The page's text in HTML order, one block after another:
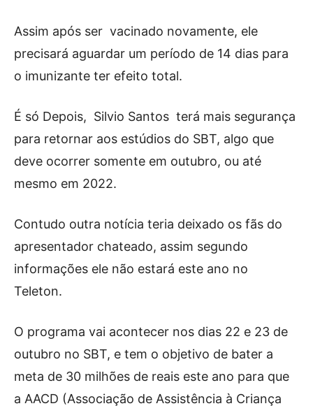
Assim após ser vacinado novamente, ele
precisará aguardar um período de 14 dias para
o imunizante ter efeito total.
É só Depois, Silvio Santos terá mais segurança
para retornar aos estúdios do SBT, algo que
deve ocorrer somente em outubro, ou até
mesmo em 2022.
Contudo outra notícia teria deixado os fãs do
apresentador chateado, assim segundo
informações ele não estará este ano no
Teleton.
O programa vai acontecer nos dias 22 e 23 de
outubro no SBT, e tem o objetivo de bater a
meta de 30 milhões de reais este ano para que
a AACD (Associação de Assistência à Criança